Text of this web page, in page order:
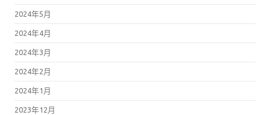
2024年5月
2024年4月
2024年3月
2024年2月
2024年1月
2023年12月